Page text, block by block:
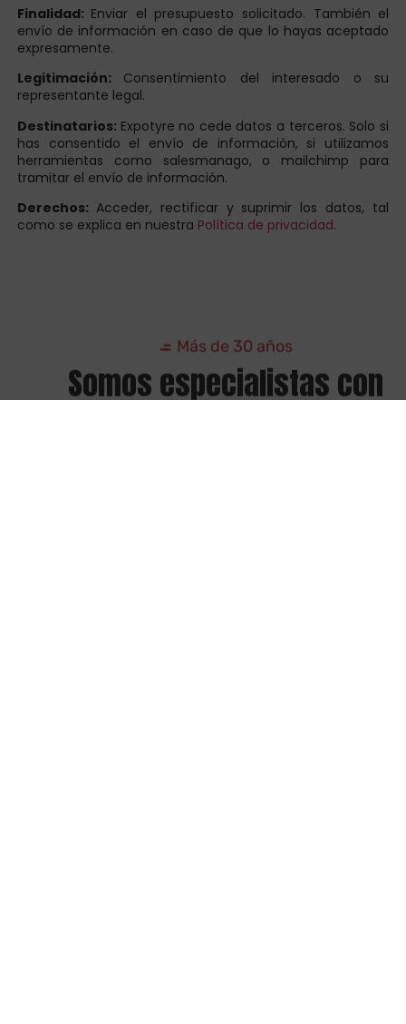
Finalidad: Enviar el presupuesto solicitado. También el
envío de información en caso de que lo hayas aceptado
expresamente.
Legitimación: Consentimiento del interesado o su
representante legal.
Destinatarios: Expotyre no cede datos a terceros. Solo si
has consentido el envío de información, si utilizamos
herramientas como salesmanago, o mailchimp para
tramitar el envío de información.
Derechos: Acceder, rectificar y suprimir los datos, tal
como se explica en nuestra Política de privacidad.
Somos especialistas con
experiencia